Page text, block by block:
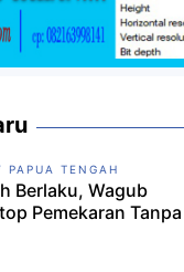
PAPUA TENGAH
Berlaku, Wagub
Pemekaran Tanpa